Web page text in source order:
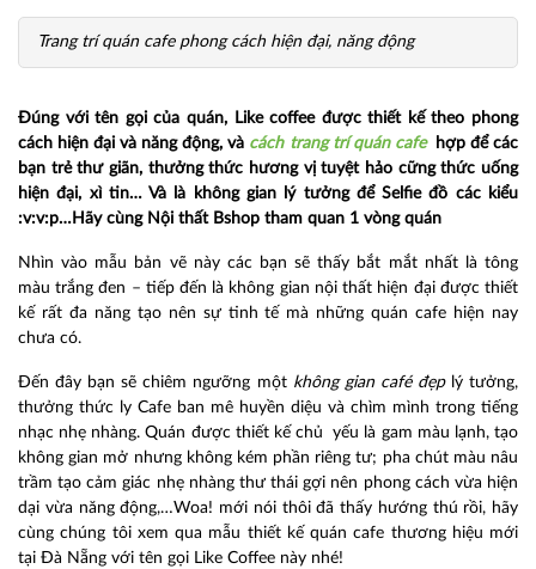
Trang trí quán cafe phong cách hiện đại, năng động
Đúng với tên gọi của quán, Like coffee được thiết kế theo phong
cách hiện đại và năng động, và cách trang trí quán cafe hợp để các
bạn trẻ thư giãn, thưởng thức hương vị tuyệt hảo cững thức uống
hiện đại, xì tin… Và là không gian lý tưởng để Selfie đồ các kiểu
:v:v:p…Hãy cùng Nội thất Bshop tham quan 1 vòng quán
Nhìn vào mẫu bản vẽ này các bạn sẽ thấy bắt mắt nhất là tông
màu trắng đen – tiếp đến là không gian nội thất hiện đại được thiết
kế rất đa năng tạo nên sự tinh tế mà những quán cafe hiện nay
chưa có.
Đến đây bạn sẽ chiêm ngưỡng một không gian café đẹplý tưởng,
thưởng thức ly Cafe ban mê huyền diệu và chìm mình trong tiếng
nhạc nhẹ nhàng. Quán được thiết kế chủ yếu là gam màu lạnh, tạo
không gian mở nhưng không kém phần riêng tư; pha chút màu nâu
trầm tạo cảm giác nhẹ nhàng thư thái gợi nên phong cách vừa hiện
dại vừa năng động,…Woa! mới nói thôi đã thấy hướng thú rồi, hãy
cùng chúng tôi xem qua mẫu thiết kế quán cafe thương hiệu mới
tại Đà Nẵng với tên gọi Like Coffee này nhé!